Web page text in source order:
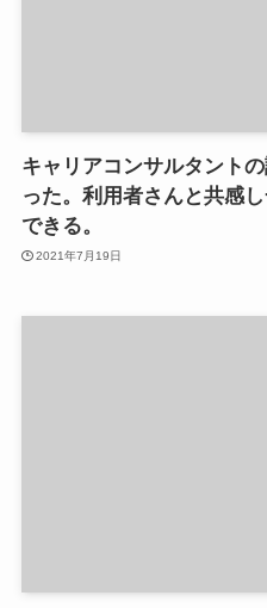
キャリアコンサルタント
った。利用者さんと共感
できる。
2021年7月19日